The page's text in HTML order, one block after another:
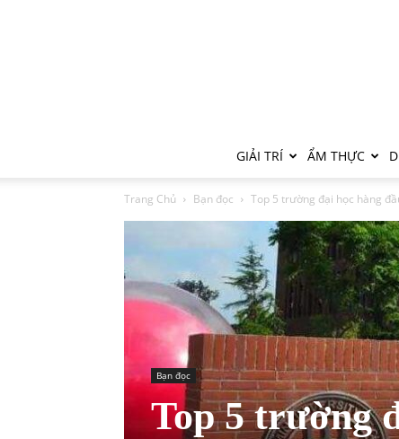
GIẢI TRÍ ẨM THỰC
Trang Chủ Bạn đọc Top 5 trường đại học hàng
Bạn đọc
Top 5 trường